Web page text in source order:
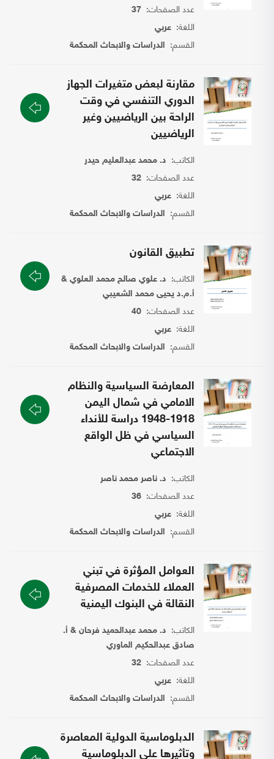
عدد الصفحات:37
اللغة:عربي
القسم: الدراسات والابحاث المحكمة
مقارنة لبعض متغيرات الجهاز
الدوري التنفسي في وقت
الراحة بين الرياضيين وغير
الرياضيين
الكاتب: د. محمد عبدالعليم حيدر
عدد الصفحات:32
اللغة:عربي
القسم: الدراسات والابحاث المحكمة
تطبيق القانون
الكاتب: د. علوي صالح محمد العلوي &
أ.م.د يحيى محمد الشعيبي
عدد الصفحات:40
اللغة:عربي
القسم: الدراسات والابحاث المحكمة
المعارضة السياسية والنظام
الامامي في شمال اليمن
1918-1948 دراسة للأنداء
السياسي في ظل الواقع
الاجتماعي
الكاتب: د. ناصر محمد ناصر
عدد الصفحات:36
اللغة:عربي
القسم: الدراسات والابحاث المحكمة
العوامل المؤثرة في تبني
العملاء للخدمات المصرفية
النقالة في البنوك اليمنية
الكاتب: د. محمد عبدالحميد فرحان & أ.
صادق عبدالحكيم الماوري
عدد الصفحات:32
اللغة:عربي
القسم: الدراسات والابحاث المحكمة
الدبلوماسية الدولية المعاصرة
وتأثيرها على الدبلوماسية